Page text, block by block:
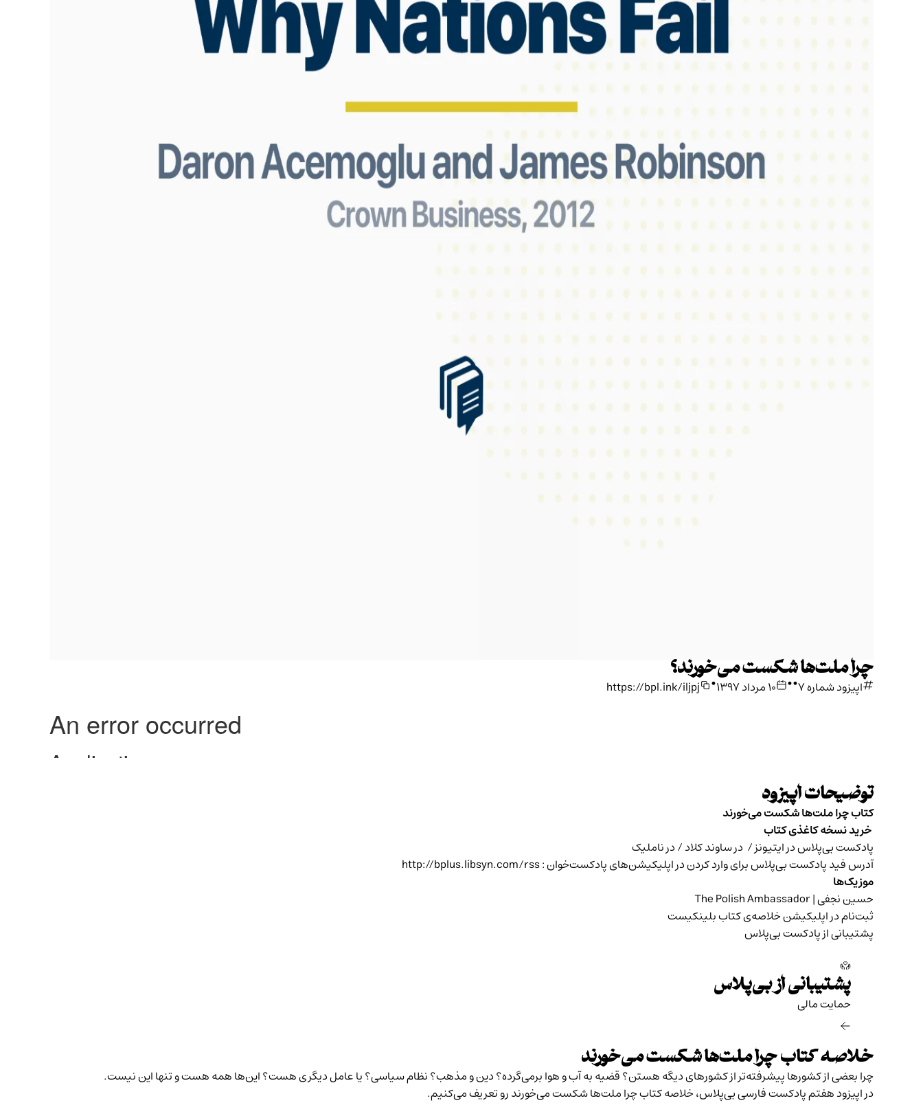
چرا ملت‌ها شکست می‌خورند؟
اپیزود شماره ۷ •
• ۱۰ مرداد ۱۳۹۷ •
https://bpl.ink/iljpj
توضیحات اپیزود
کتاب چرا ملت‌ها شکست می‌خورند
خرید نسخه کاغذی کتاب
پادکست بی‌پلاس درایتیونز / درساوند کلاد /درناملیک
آدرس فید پادکست بی‌پلاسبرای وارد کردن در اپلیکیشن‌های پادکست‌خوان :http://bplus.libsyn.com/rss
موزیک‌ها
حسین نجفی| The Polish Ambassador
ثبت‌نام در اپلیکیشن خلاصه‌ی کتاببلینکیست
پشتیبانی از پادکست بی‌پلاس
پشتیبانی از بی‌پلاس
حمایت مالی‌
خلاصه کتاب چرا ملت‌ها شکست می‌خورند
چرا بعضی از کشورها پیشرفته‌تر از کشورهای دیگه هستن؟ قضیه به آب و هوا برمی‌گرده؟ دین و مذهب؟ نظام سیاسی؟ یا عامل دیگری هست؟ این‌ها همه هست و تنها این نیست.
در اپیزود هفتمپادکست فارسی بی‌پلاس، خلاصه کتاب چرا ملت‌ها شکست می‌خورند رو تعریف می‌کنیم.